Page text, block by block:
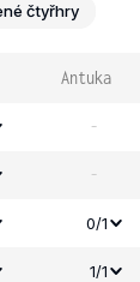
čtyřhry
Antuka
-
-
0/1
1/1